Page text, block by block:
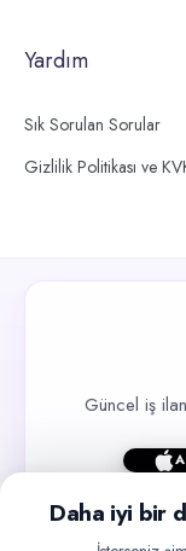
Yardım
Sık Sorulan Sorular
Gizlilik Politikası ve
Güncel iş
Daha iyi bir